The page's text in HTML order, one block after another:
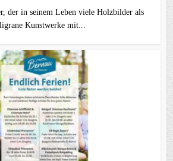
der in seinem Leben viele Holzbilder als
Kunstwerke mit...